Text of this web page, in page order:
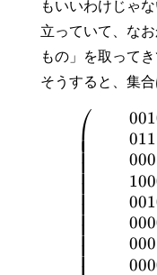
もいいわけじゃ
立っていて、な
もの」を取ってき
そうすると、集
⎜⎜⎜⎜⎜⎜⎜⎜⎜⎜⎜⎜⎜⎛ 001
011
000
100
001
000
000
000